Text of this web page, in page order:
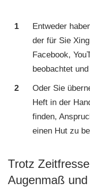
1
Entweder
der für Sie
Facebook,
beobachtet
2
Oder Sie
Heft in der
finden,
einen Hut zu
Trotz
Augenmaß